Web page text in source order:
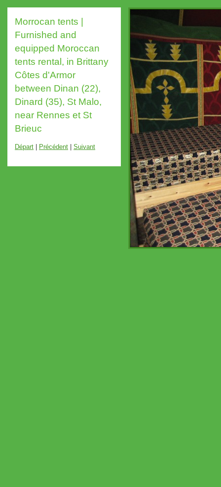
Morrocan tents |
Furnished and
equipped Moroccan
tents rental, in Brittany
Côtes d'Armor
between Dinan (22),
Dinard (35), St Malo,
near Rennes et St
Brieuc
Départ Précédent Suivant